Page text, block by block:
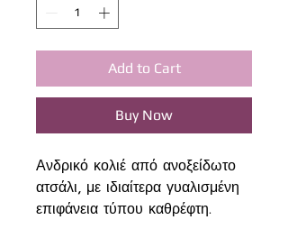
Add to Cart
Buy Now
Ανδρικό κολιέ από ανοξείδωτο
ατσάλι, με ιδιαίτερα γυαλισμένη
επιφάνεια τύπου καθρέφτη.